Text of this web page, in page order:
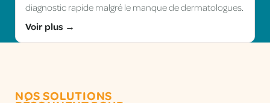
diagnostic rapide malgré le manque de dermatologues.
Voir plus →
NOS SOLUTIONS